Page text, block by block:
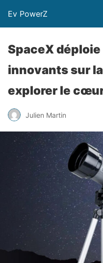
Ev PowerZ
SpaceX
innovants sur
explorer le
Julien Martin